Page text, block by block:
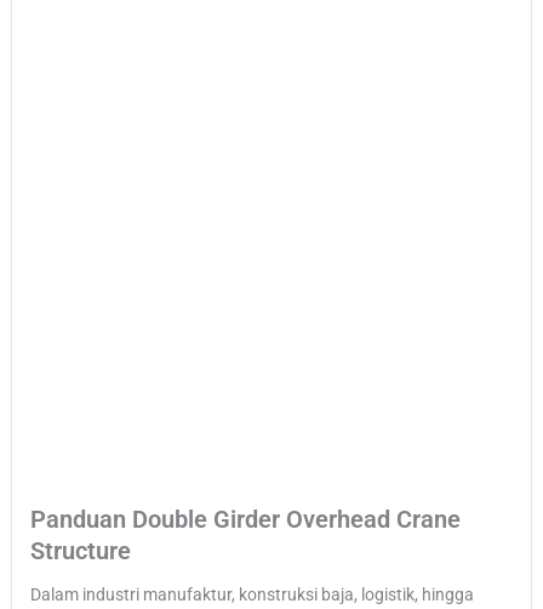
Panduan Double Girder Overhead Crane
Structure
Dalam industri manufaktur, konstruksi baja, logistik, hingga